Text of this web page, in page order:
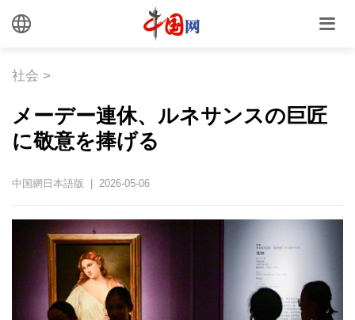
社会 >
メーデー連休、ルネサンスの巨匠
に敬意を捧げる
中国網日本語版 | 2026-05-06